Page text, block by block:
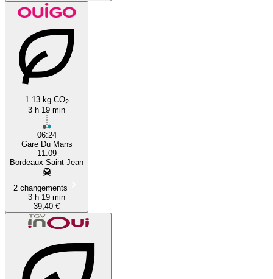
1.13 kg CO2
3 h 19 min
06:24
Gare Du Mans
11:09
Bordeaux Saint Jean
2 changements
3 h 19 min
39,40 €